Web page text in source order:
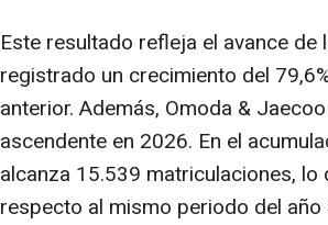
Este resultado refleja el avance de
registrado un crecimiento del
anterior. Además, Omoda &
ascendente en 2026. En el
alcanza 15.539 matriculaciones,
respecto al mismo periodo del año